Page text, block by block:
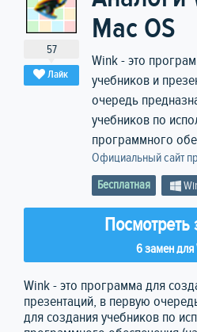
57
Лайк
Mac OS
Wink - это
учебников и
очередь
учебников по
программного
Официальный сайт
Бесплатная
6 замен для
Wink - это программа для
презентаций, в первую
для создания учебников по